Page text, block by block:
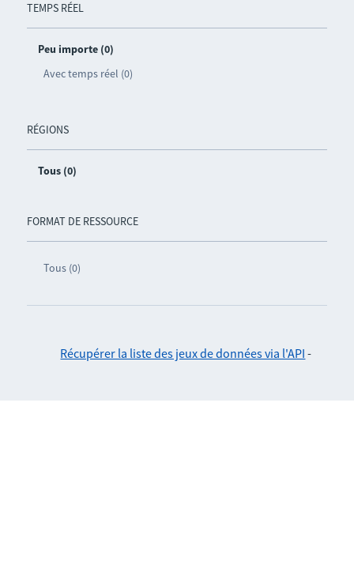
TEMPS RÉEL
Peu importe (0)
Avec temps réel (0)
RÉGIONS
Tous (0)
FORMAT DE RESSOURCE
Tous (0)
Récupérer la liste des jeux de données via l'API -